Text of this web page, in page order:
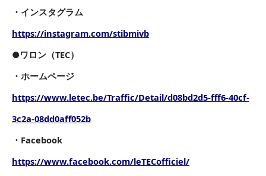
・インスタグラム
https://instagram.com/stibmivb
●ワロン（TEC）
・ホームページ
https://www.letec.be/Traffic/Detail/d08bd2d5-fff6-40cf-
3c2a-08dd0aff052b
・Facebook
https://www.facebook.com/leTECofficiel/